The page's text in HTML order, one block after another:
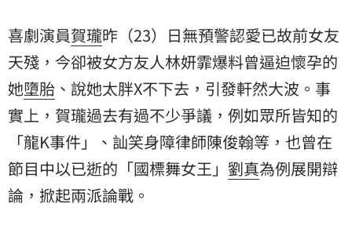
喜劇演員賀瓏昨（23）日無預警認愛已故前女友
天殘，今卻被女方友人林妍霏爆料曾逼迫懷孕的
她墮胎 、說她太胖X不下去，引發軒然大波。事
實上，賀瓏過去有過不少爭議，例如眾所皆知的
「龍K事件」、訕笑身障律師陳俊翰等，也曾在
節目中以已逝的「國標舞女王」 劉真為例展開辯
論，掀起兩派論戰。